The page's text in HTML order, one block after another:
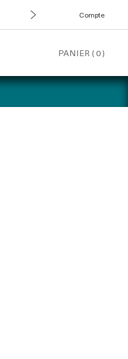
Compte
PANIER(0)